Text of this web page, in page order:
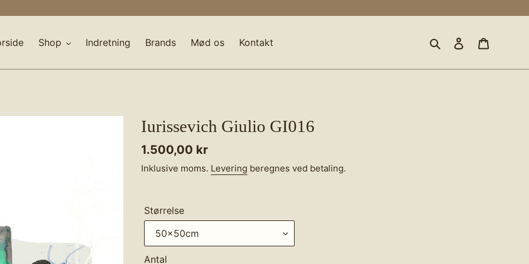
Shop Indretning Brands Mød os Kontakt Søg Log ind
Iurissevich Giulio GI016
Normalpris
1.500,00 kr
Inklusive moms. Levering beregnes ved betaling.
Størrelse
Antal